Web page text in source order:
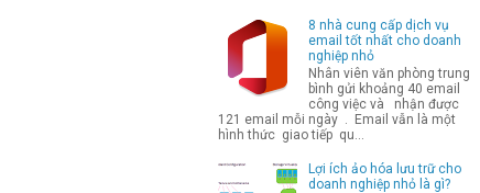
8 nhà cung cấp dịch vụ
email tốt nhất cho doanh
nghiệp nhỏ
Nhân viên văn phòng trung
bình gửi khoảng 40 email
công việc và nhận được
121 email mỗi ngày . Email vẫn là một
hình thức giao tiếp qu...
Lợi ích ảo hóa lưu trữ cho
doanh nghiệp nhỏ là gì?